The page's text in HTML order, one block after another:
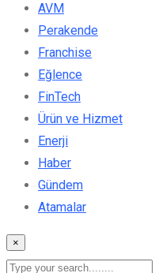
AVM
Perakende
Franchise
Eğlence
FinTech
Ürün ve Hizmet
Enerji
Haber
Gündem
Atamalar
×